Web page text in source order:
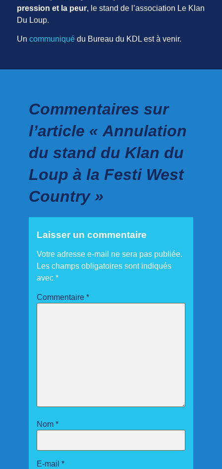
pression et la peur, le stand de l’association Le Klan
Du Loup.
Uncommuniqué du Bureau du KDL est à venir.
Commentaires sur
l’article « Annulation
du stand du Klan du
Loup à la Festi West
Country »
Laisser un commentaire
Votre adresse e-mail ne sera pas publiée.
Les champs obligatoires sont indiqués
avec *
Commentaire *
Nom *
E-mail *